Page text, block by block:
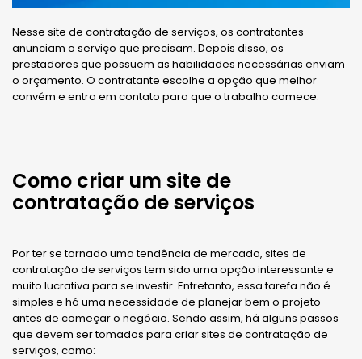
Nesse site de contratação de serviços, os contratantes
anunciam o serviço que precisam. Depois disso, os
prestadores que possuem as habilidades necessárias enviam
o orçamento. O contratante escolhe a opção que melhor
convém e entra em contato para que o trabalho comece.
Como criar um site de
contratação de serviços
Por ter se tornado uma tendência de mercado, sites de
contratação de serviços tem sido uma opção interessante e
muito lucrativa para se investir. Entretanto, essa tarefa não é
simples e há uma necessidade de planejar bem o projeto
antes de começar o negócio. Sendo assim, há alguns passos
que devem ser tomados para criar sites de contratação de
serviços, como: